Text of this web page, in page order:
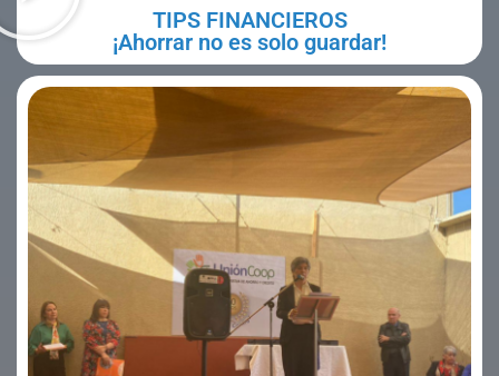
TIPS FINANCIEROS
¡Ahorrar no es solo guardar!